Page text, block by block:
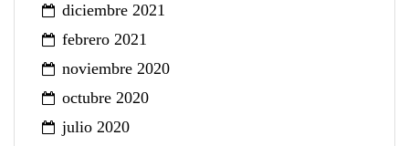
diciembre 2021
febrero 2021
noviembre 2020
octubre 2020
julio 2020